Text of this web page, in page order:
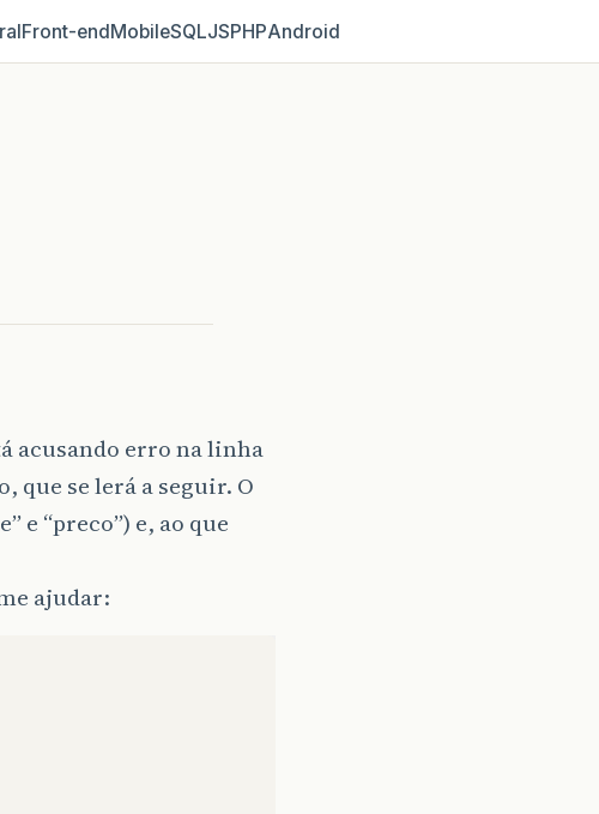
Front‑endMobileSQLJSPHPAndroid
acusando erro na linha
que se lerá a seguir. O
e “preco”) e, ao que
ajudar: